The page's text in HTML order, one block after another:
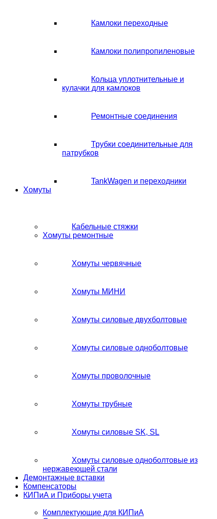
Камлоки переходные
Камлоки полипропиленовые
Кольца уплотнительные и
кулачки для камлоков
Ремонтные соединения
Трубки соединительные для
патрубков
TankWagen и переходники
Хомуты
Кабельные стяжки
Хомуты ремонтные
Хомуты червячные
Хомуты МИНИ
Хомуты силовые двухболтовые
Хомуты силовые одноболтовые
Хомуты проволочные
Хомуты трубные
Хомуты силовые SK, SL
Хомуты силовые одноболтовые из
нержавеющей стали
Демонтажные вставки
Компенсаторы
КИПиА и Приборы учета
Комплектующие для КИПиА